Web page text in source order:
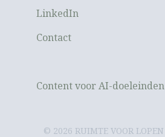
LinkedIn
Contact
Content voor AI-doeleinden
© 2026 RUIMTE VOOR LOPEN